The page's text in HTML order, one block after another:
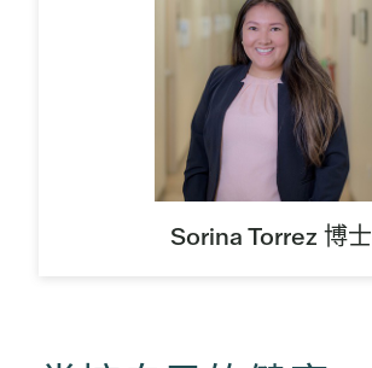
Sorina Torrez 博士